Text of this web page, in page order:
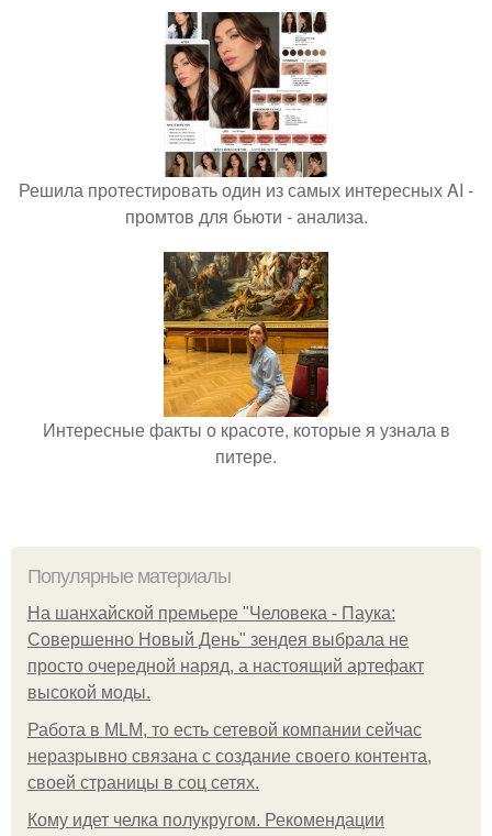
Решила протестировать один из самых интересных AI -
промтов для бьюти - анализа.
Интересные факты о красоте, которые я узнала в
питере.
Популярные материалы
На шанхайской премьере "Человека - Паука:
Совершенно Новый День" зендея выбрала не
просто очередной наряд, а настоящий артефакт
высокой моды.
Работа в MLM, то есть сетевой компании сейчас
неразрывно связана с создание своего контента,
своей страницы в соц сетях.
Кому идет челка полукругом. Рекомендации